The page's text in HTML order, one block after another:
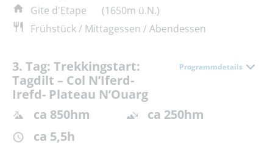
Gite d'Etape
(1650m ü.N.)
Frühstück / Mittagessen / Abendessen
3. Tag: Trekkingstart:
Tagdilt – Col N’Iferd-
Irefd- Plateau N’Ouarg
Programmdetails
ca 850hm
ca 250hm
ca 5,5h